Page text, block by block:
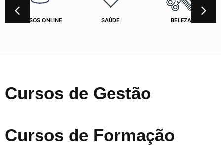
CURSOS ONLINE SAÚDE BELEZA
Cursos de Gestão
Cursos de Formação